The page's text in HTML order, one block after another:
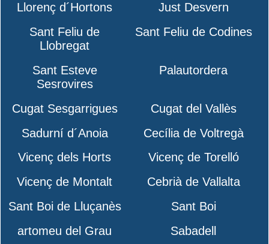
Llorenç d´Hortons
Just Desvern
Sant Feliu de
Llobregat
Sant Feliu de Codines
Sant Esteve
Sesrovires
Palautordera
Cugat Sesgarrigues
Cugat del Vallès
Sadurní d´Anoia
Cecília de Voltregà
Vicenç dels Horts
Vicenç de Torelló
Vicenç de Montalt
Cebrià de Vallalta
Sant Boi de Lluçanès
Sant Boi
artomeu del Grau
Sabadell